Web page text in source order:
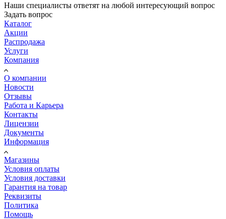
Наши специалисты ответят на любой интересующий вопрос
Задать вопрос
Каталог
Акции
Распродажа
Услуги
Компания
О компании
Новости
Отзывы
Работа и Карьера
Контакты
Лицензии
Документы
Информация
Магазины
Условия оплаты
Условия доставки
Гарантия на товар
Реквизиты
Политика
Помощь